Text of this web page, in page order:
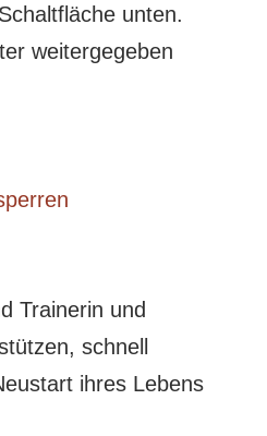
unten.
weitergegeben
Trainerin und
schnell
ihres Lebens